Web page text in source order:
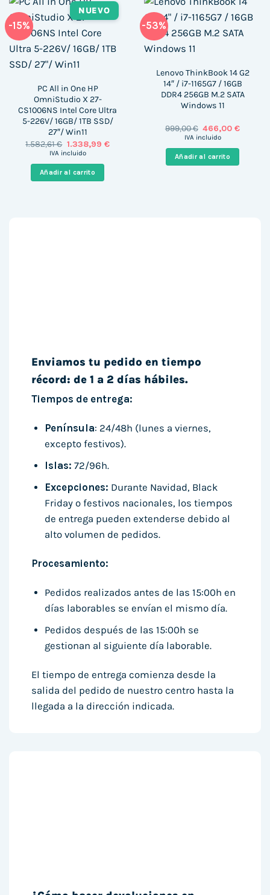
-15%
NUEVO
PC All in One HP
OmniStudio X 27-
CS1006NS Intel Core Ultra
5-226V/ 16GB/ 1TB SSD/
27″/ Win11
1.582,61€ El
precio
era:
1.582,61 €.
1.338,99 €El
IVA incluido
Añadir al carrito
-53%
Lenovo ThinkBook 14 G2
14″ / i7-1165G7 / 16GB
DDR4 256GB M.2 SATA
Windows 11
999,00€ El
precio
era:
999,00 €.
466,00€El
IVA incluido
Añadir al carrito
Enviamos tu pedido en tiempo
récord: de 1 a 2 días hábiles.
Tiempos de entrega:
Península: 24/48h (lunes a viernes,
excepto festivos).
Islas: 72/96h.
Excepciones: Durante Navidad, Black
Friday o festivos nacionales, los tiempos
de entrega pueden extenderse debido al
alto volumen de pedidos.
Procesamiento:
Pedidos realizados antes de las 15:00h en
días laborables se envían el mismo día.
Pedidos después de las 15:00h se
gestionan al siguiente día laborable.
El tiempo de entrega comienza desde la
salida del pedido de nuestro centro hasta la
llegada a la dirección indicada.